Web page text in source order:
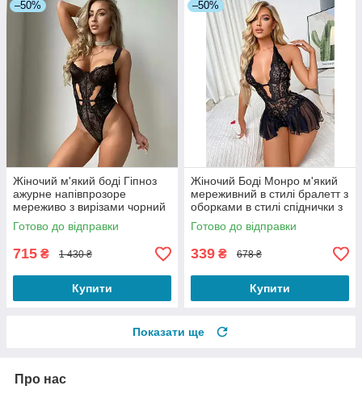
–50%
Жіночий м'який боді Гіпноз
ажурне напівпрозоре
мереживо з вирізами чорний
S
Готово до відправки
715 ₴ 1 430 ₴
Купити
–50%
Жіночий Боді Монро м'який
мереживний в стилі бралетт з
оборками в стилі спіднички з
відкритим доступом чорний S
Готово до відправки
339 ₴ 678 ₴
Купити
Показати ще
Про нас